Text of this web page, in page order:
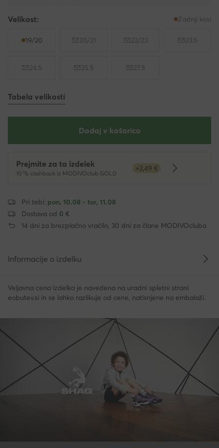
Velikost: Zadnji kosi
19/20 20/21 22/23 23.5
24.5 25.5 27.5
Tabela velikosti
Dodaj v košarico
Prejmite za ta izdelek
10 % cashback iz MODIVOclub GOLD
+2,49 €
Dowiedz
Pri tebi: pon, 10.08 - tor, 11.08
Dostava od 0 €
14 dni za brezplačno vračilo, 30 dni za člane MODIVOcluba
Informacije o izdelku
Veljavna cena izdelka je navedena na uradni spletni strani
eobutev.si in se lahko razlikuje od cene, natisnjene na embalaži.